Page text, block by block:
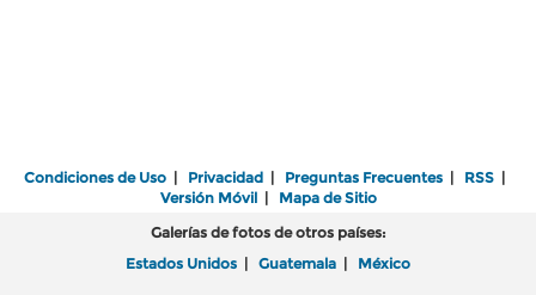
Condiciones de Uso | Privacidad | Preguntas Frecuentes | RSS |
Versión Móvil| Mapa de Sitio
Galerías de fotos de otros países:
Estados Unidos | Guatemala | México